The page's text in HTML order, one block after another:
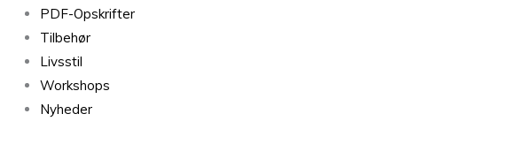
PDF-Opskrifter
Tilbehør
Livsstil
Workshops
Nyheder